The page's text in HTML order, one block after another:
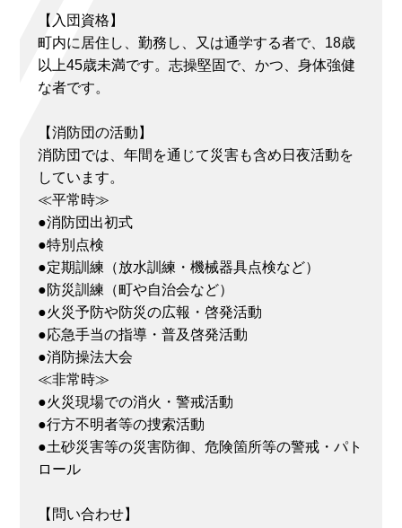
【入団資格】
町内に居住し、勤務し、又は通学する者で、18歳
以上45歳未満です。志操堅固で、かつ、身体強健
な者です。
【消防団の活動】
消防団では、年間を通じて災害も含め日夜活動を
しています。
≪平常時≫
●消防団出初式
●特別点検
●定期訓練（放水訓練・機械器具点検など）
●防災訓練（町や自治会など）
●火災予防や防災の広報・啓発活動
●応急手当の指導・普及啓発活動
●消防操法大会
≪非常時≫
●火災現場での消火・警戒活動
●行方不明者等の捜索活動
●土砂災害等の災害防御、危険箇所等の警戒・パト
ロール
【問い合わせ】